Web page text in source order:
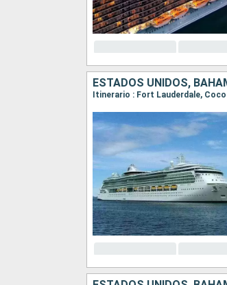
ESTADOS UNIDOS,
Itinerario : Fort Lauderdale,